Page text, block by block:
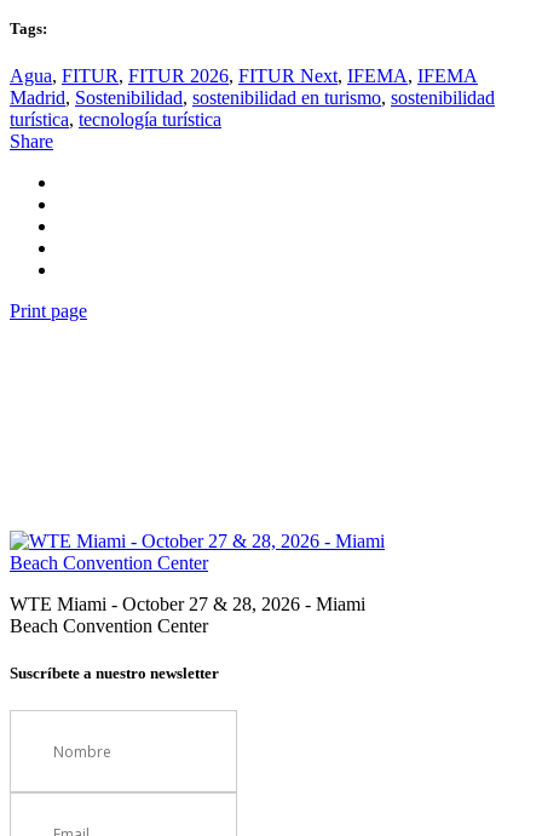
Tags:
Agua, FITUR, FITUR 2026, FITUR Next, IFEMA, IFEMA
Madrid, Sostenibilidad, sostenibilidad en turismo, sostenibilidad
turística, tecnología turística
Share
Print page
WTE Miami - October 27 & 28, 2026 - Miami
Beach Convention Center
Suscríbete a nuestro newsletter